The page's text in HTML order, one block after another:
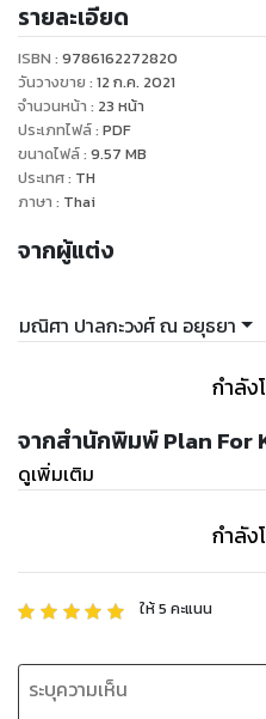
รายละเอียด
ISBN : 9786162272820
วันวางขาย : 12 ก.ค. 2021
จำนวนหน้า : 23 หน้า
ประเภทไฟล์: PDF
ขนาดไฟล์: 9.57 MB
ประเทศ: TH
ภาษา : Thai
จากผู้แต่ง
มณิศา ปาลกะวงศ์ ณ อยุธยา
กำลัง
จากสำนักพิมพ์ Plan For
ดูเพิ่มเติม
กำลัง
ให้5 คะแนน